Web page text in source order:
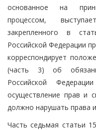
основанное на
процессом,
закрепленного в
Российской Федерации
корреспондирует
(часть 3) об
Российской
осуществление прав и
должно нарушать права
Часть седьмая статьи